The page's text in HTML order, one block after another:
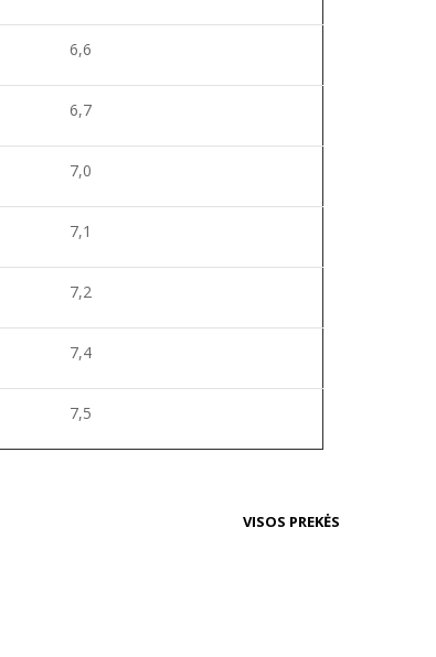
6,6
6,7
7,0
7,1
7,2
7,4
7,5
VISOS PREKĖS